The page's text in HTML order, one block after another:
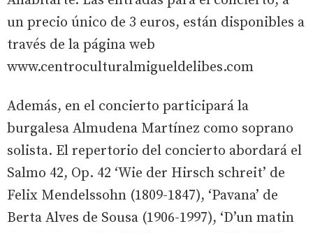
un precio único de 3 euros, están disponibles a
través de la página web
www.centroculturalmigueldelibes.com
Además, en el concierto participará la
burgalesa Almudena Martínez como soprano
solista. El repertorio del concierto abordará el
Salmo 42, Op. 42 ‘Wie der Hirsch schreit’ de
Felix Mendelssohn (1809-1847), ‘Pavana’ de
Berta Alves de Sousa (1906-1997), ‘D’un matin